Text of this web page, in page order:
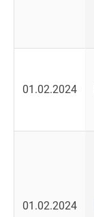
01.02.2024
01.02.2024